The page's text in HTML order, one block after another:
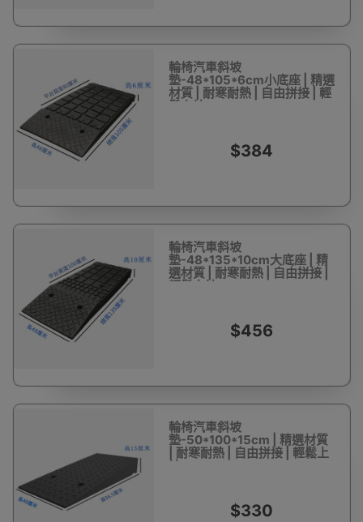
輪椅汽車斜坡
墊-48*105*6cm小底座 | 精選
材質 | 耐寒耐熱 | 自由拼接 | 輕
鬆上坡
$384
輪椅汽車斜坡
墊-48*135*10cm大底座 | 精
選材質 | 耐寒耐熱 | 自由拼接 |
輕鬆上坡
$456
輪椅汽車斜坡
墊-50*100*15cm | 精選材質
| 耐寒耐熱 | 自由拼接 | 輕鬆上
坡
$330